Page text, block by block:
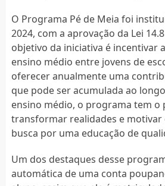
O Programa Pé de Meia foi
2024, com a aprovação da Lei
objetivo da iniciativa é incentivar
ensino médio entre jovens de
oferecer anualmente uma
que pode ser acumulada ao
ensino médio, o programa tem o
transformar realidades e motivar
busca por uma educação de
Um dos destaques desse
automática de uma conta